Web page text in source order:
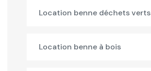
Location benne déchets verts
Location benne à bois